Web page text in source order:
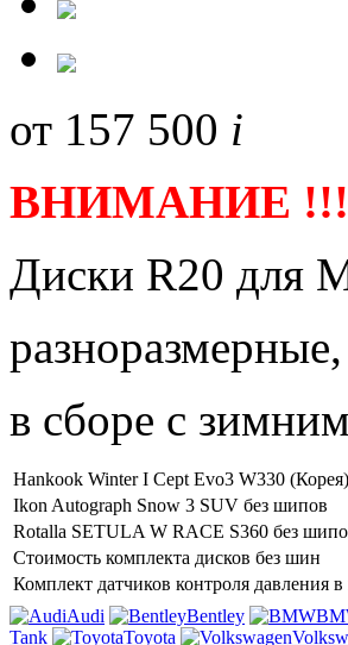
от 157 500 i
ВНИМАНИЕ
Диски R20 для
в сборе с
Hankook Winter I Cept Evo3 W330
Ikon Autograph Snow 3 SUV без шипов
Rotalla SETULA W RACE S360 без
Стоимость комплекта дисков без шин
Комплект датчиков контроля давления
Audi
Bentley
Tank
Toyota